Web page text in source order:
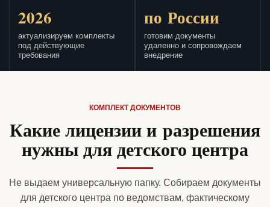
2026
актуализируем комплекты
под действующие
требования
по России
готовим документы
удаленно и сопровождаем
внедрение
КОМПЛЕКТ ДОКУМЕНТОВ
Какие лицензии и разрешения
нужны для детского центра
Не выдаем универсальную папку. Собираем документы
для детского центра по ведомствам, фактическому